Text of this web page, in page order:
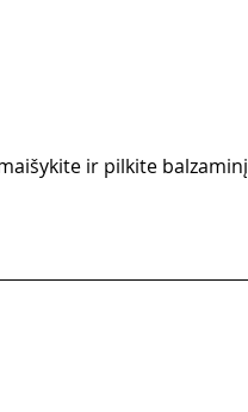
ir pilkite balzaminį